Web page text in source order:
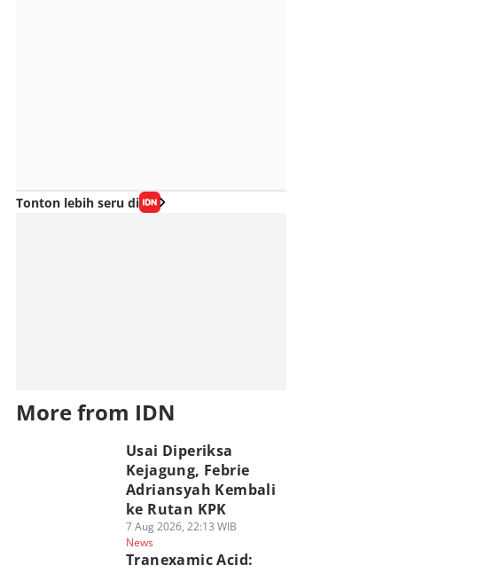
Tonton lebih seru di
More from IDN
Usai Diperiksa
Kejagung, Febrie
Adriansyah Kembali
ke Rutan KPK
7 Aug 2026, 22:13 WIB
News
Tranexamic Acid: